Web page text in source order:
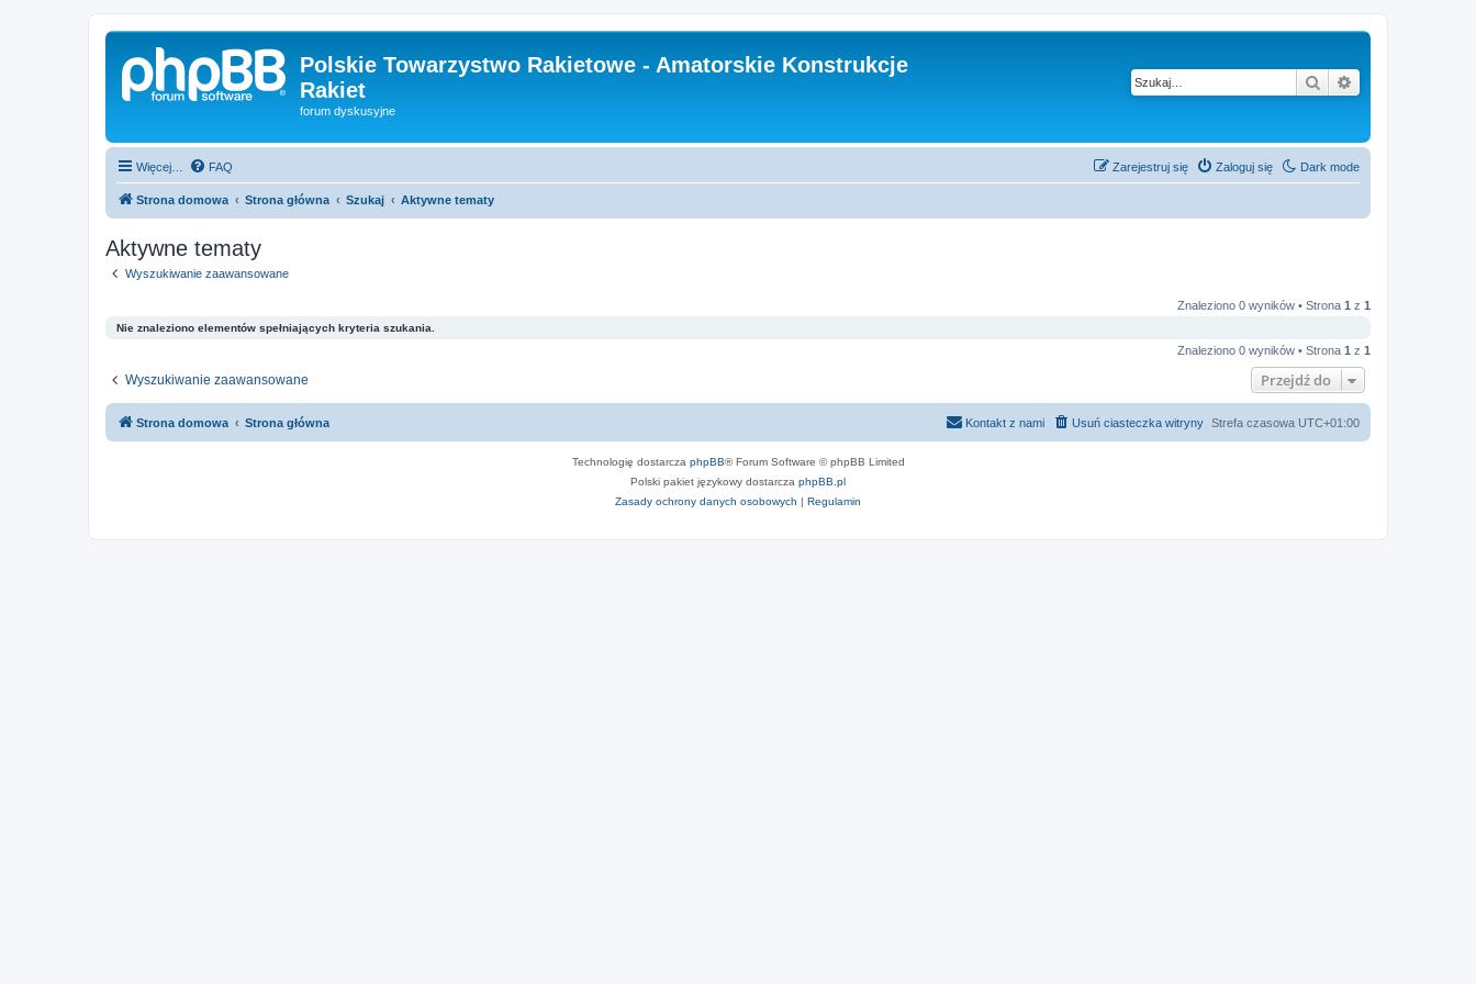
Polskie Towarzystwo Rakietowe - Amatorskie Konstrukcje
Rakiet
forum dyskusyjne
Szukaj
Więcej… Dark mode
FAQ Zaloguj się
Zarejestruj się
Strona domowa Strona główna Szukaj Aktywne tematy
Aktywne tematy
Wyszukiwanie zaawansowane
Znaleziono 0 wyników • Strona 1 z 1
Nie znaleziono elementów spełniających kryteria szukania.
Znaleziono 0 wyników • Strona 1 z 1
Wyszukiwanie zaawansowane Przejdź do
Strona domowa Strona główna Strefa czasowa UTC+01:00
Usuń ciasteczka witryny
Kontakt z nami
Technologię dostarcza phpBB® Forum Software © phpBB Limited
Polski pakiet językowy dostarcza phpBB.pl
Zasady ochrony danych osobowych | Regulamin